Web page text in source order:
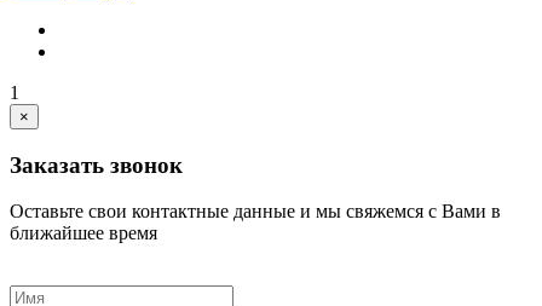
1
×
Заказать звонок
Оставьте свои контактные данные и мы свяжемся с Вами в
ближайшее время